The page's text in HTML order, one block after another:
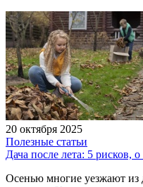
20 октября 2025
Полезные статьи
Дача после лета: 5 рисков,
Осенью многие уезжают из